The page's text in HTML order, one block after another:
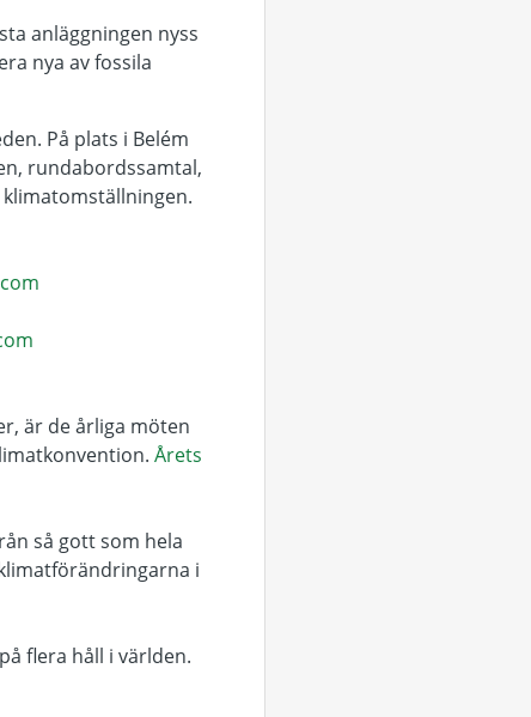
anläggningen nyss
nya av fossila
På plats i Belém
rundabordssamtal,
är de årliga möten
Årets
så gott som hela
i
flera håll i världen.